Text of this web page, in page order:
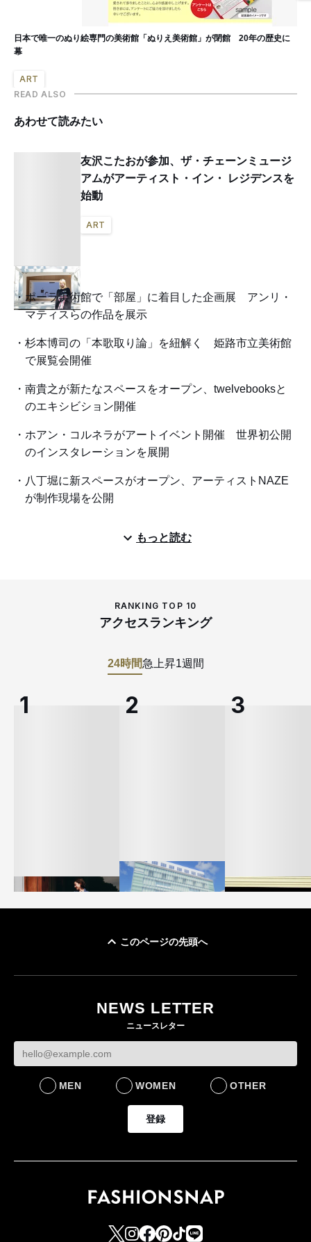
日本で唯一のぬり絵専門の美術館「ぬりえ美術館」が閉館 20年の歴史に
幕
ART
READ ALSO
あわせて読みたい
友沢こたおが参加、ザ・チェーンミュージ
アムがアーティスト・イン・ レジデンスを
始動
ART
ポーラ美術館で「部屋」に着目した企画展 アンリ・
マティスらの作品を展示
杉本博司の「本歌取り論」を紐解く 姫路市立美術館
で展覧会開催
南貴之が新たなスペースをオープン、twelvebooksと
のエキシビション開催
ホアン・コルネラがアートイベント開催 世界初公開
のインスタレーションを展開
八丁堀に新スペースがオープン、アーティストNAZE
が制作現場を公開
もっと読む
RANKING TOP 10
アクセスランキング
24時間急上昇1週間
ケットなど7型を発売
FASHION
このページの先頭へ
NEWS LETTER
ニュースレター
MEN WOMEN OTHER
登録